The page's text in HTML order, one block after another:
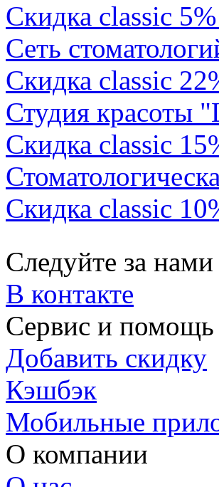
Скидка classic 5%
Сеть
Скидка classic
Студия красоты
Скидка classic
Скидка classic
Следуйте за нами
В контакте
Сервис и помощь
Добавить скидку
Кэшбэк
Мобильные
О компании